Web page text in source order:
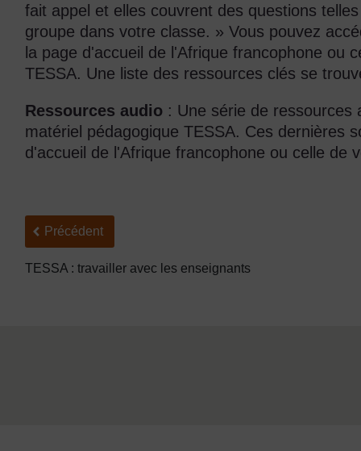
fait appel et elles couvrent des questions
groupe dans votre classe. » Vous pouvez
la page d'accueil de l'Afrique francophone ou
TESSA. Une liste des ressources clés se
Ressources audio : Une série de ressources
matériel pédagogique TESSA. Ces dernières
d'accueil de l'Afrique francophone ou celle de
Précédent
Précédent
TESSA : travailler avec les enseignants